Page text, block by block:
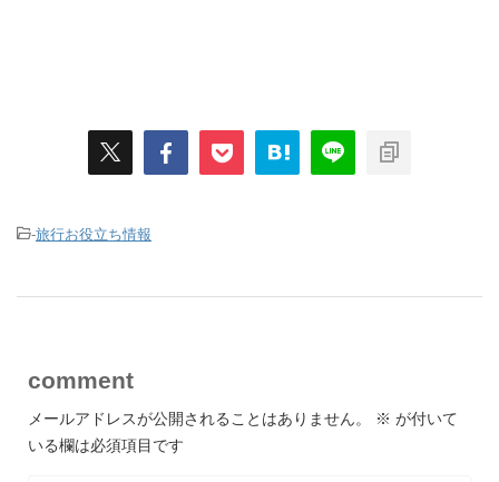
-旅行お役立ち情報
comment
メールアドレスが公開されることはありません。 ※ が付いて
いる欄は必須項目です